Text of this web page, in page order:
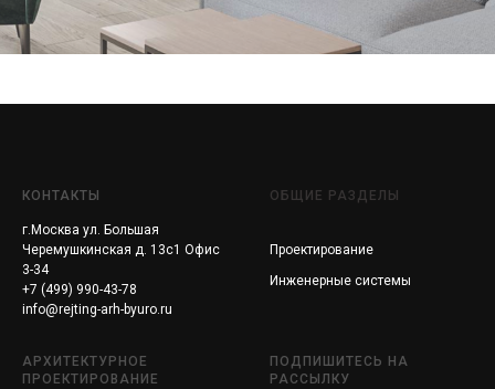
КОНТАКТЫ
г.Москва ул. Большая
Черемушкинская д. 13с1 Офис
3-34
+7 (499) 990-43-78
info@rejting-arh-byuro.ru
ОБЩИЕ РАЗДЕЛЫ
Проектирование
Инженерные системы
АРХИТЕКТУРНОЕ
ПРОЕКТИРОВАНИЕ
ПОДПИШИТЕСЬ НА
РАССЫЛКУ